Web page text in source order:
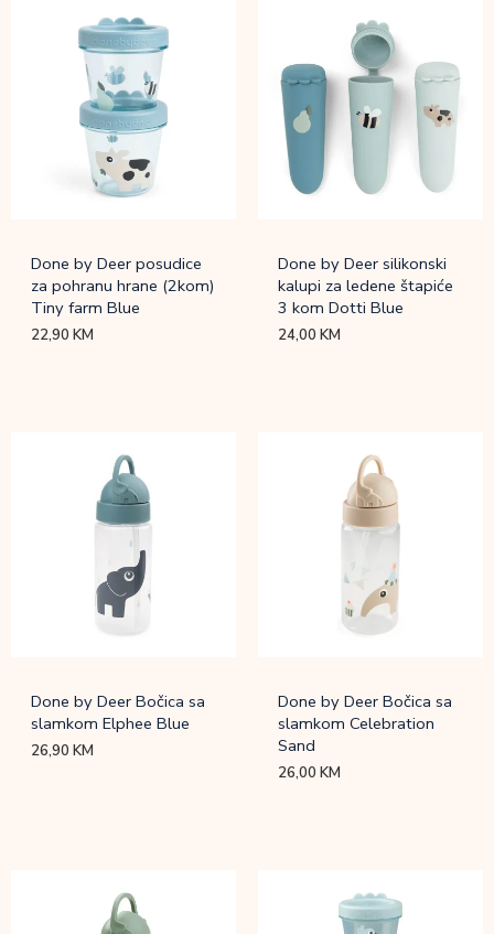
Done by Deer posudice
za pohranu hrane (2kom)
Tiny farm Blue
22,90KM
Done by Deer silikonski
kalupi za ledene štapiće
3 kom Dotti Blue
24,00KM
Done by Deer Bočica sa
slamkom Elphee Blue
26,90KM
Done by Deer Bočica sa
slamkom Celebration
Sand
26,00KM